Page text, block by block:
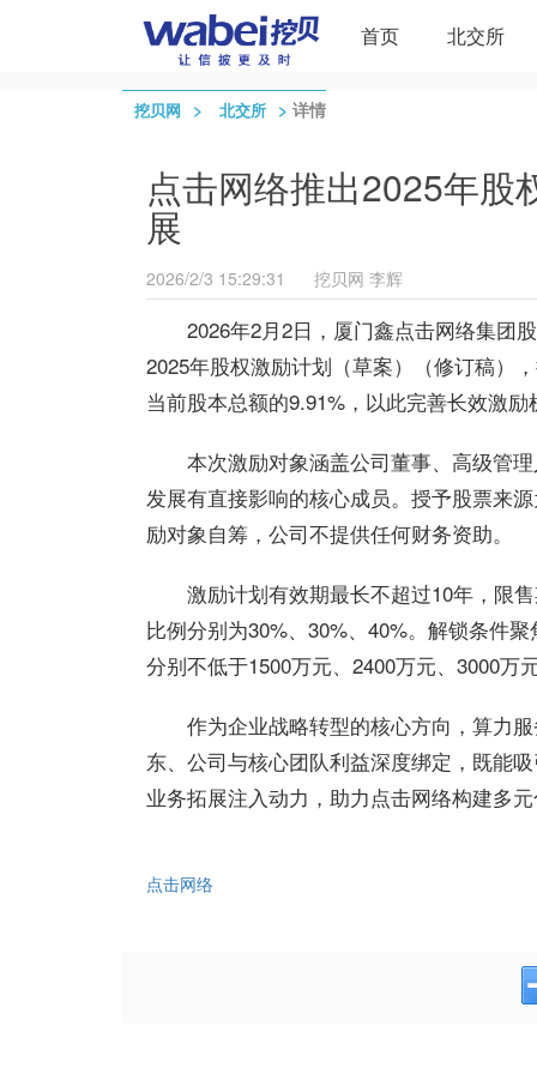
首页 北交所
挖贝网 > 北交所 > 详情
点击网络推出2025年股
展
2026/2/3 15:29:31 挖贝网 李辉
2026年2月2日，厦门鑫点击网络集团
2025年股权激励计划（草案）（修订稿）
当前股本总额的9.91%，以此完善长效激
本次激励对象涵盖公司董事、高级管
发展有直接影响的核心成员。授予股票来
励对象自筹，公司不提供任何财务资助。
激励计划有效期最长不超过10年，限
比例分别为30%、30%、40%。解锁条件
分别不低于1500万元、2400万元、3000
作为企业战略转型的核心方向，算力
东、公司与核心团队利益深度绑定，既能
业务拓展注入动力，助力点击网络构建多
点击网络